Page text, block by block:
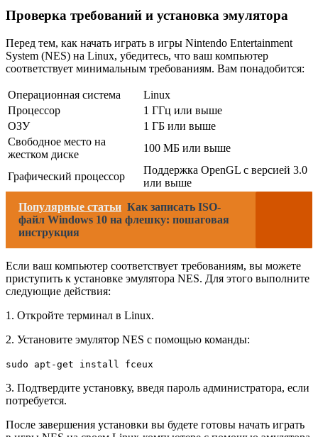
Проверка требований и установка эмулятора
Перед тем, как начать играть в игры Nintendo Entertainment
System (NES) на Linux, убедитесь, что ваш компьютер
соответствует минимальным требованиям. Вам понадобится:
Операционная система
Linux
Процессор
1 ГГц или выше
ОЗУ
1 ГБ или выше
Свободное место на
жестком диске
100 МБ или выше
Графический процессор
Поддержка OpenGL с версией 3.0
или выше
Популярные статьи Как записать ISO-
файл Windows 10 на флешку: пошаговая
инструкция
Если ваш компьютер соответствует требованиям, вы можете
приступить к установке эмулятора NES. Для этого выполните
следующие действия:
1. Откройте терминал в Linux.
2. Установите эмулятор NES с помощью команды:
sudo apt-get install fceux
3. Подтвердите установку, введя пароль администратора, если
потребуется.
После завершения установки вы будете готовы начать играть